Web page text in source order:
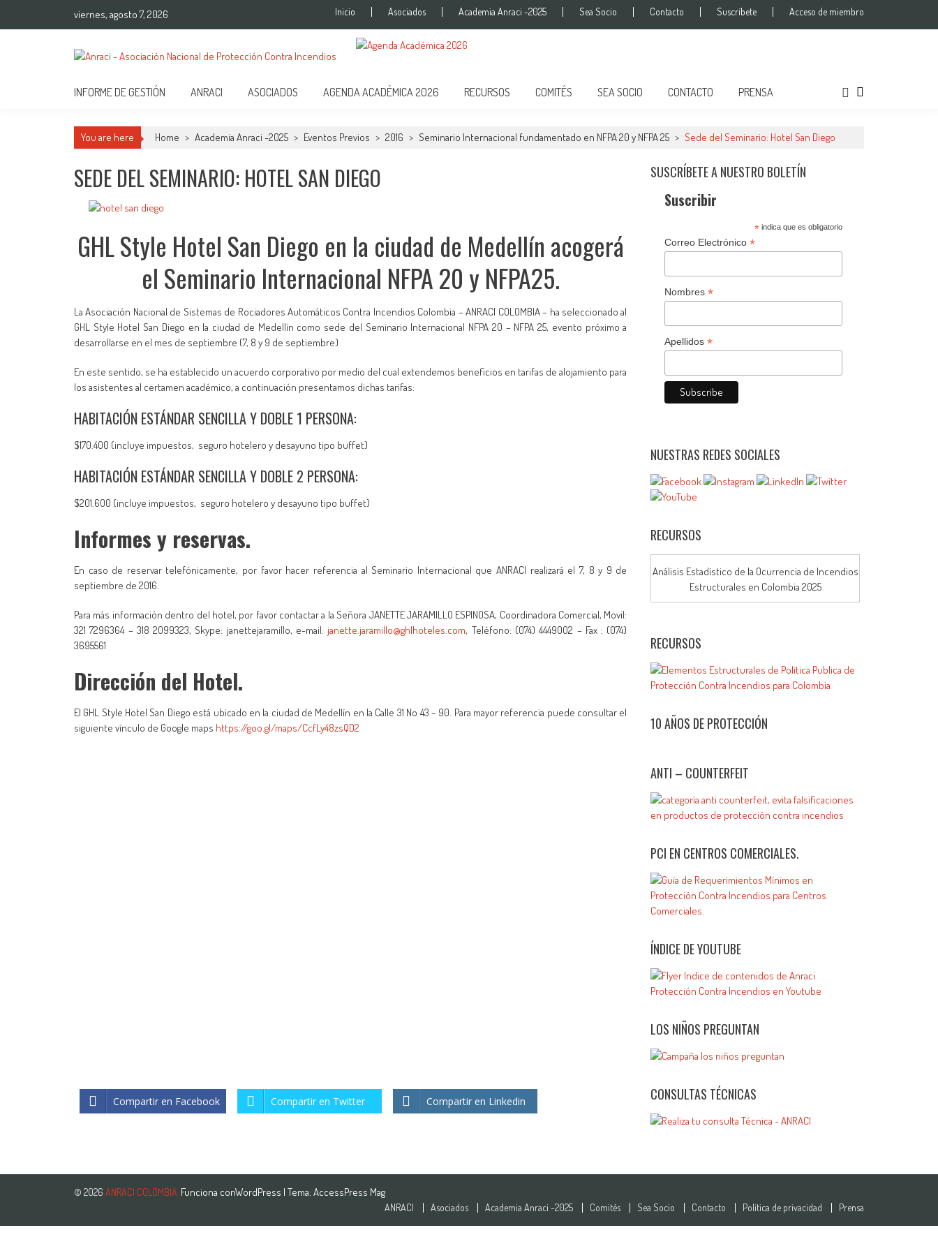
viernes, agosto 7, 2026 Inicio Asociados Academia Anraci -2025 Sea Socio Contacto Suscríbete Acceso de miembro
ANRACI – Asociación Nacional de Protección Contra Incendios
INFORME DE GESTIÓN ANRACI ASOCIADOS AGENDA ACADÉMICA 2026 RECURSOS COMITÉS SEA SOCIO CONTACTO PRENSA
You are here Home > Academia Anraci -2025 > Eventos Previos > 2016 > Seminario Internacional fundamentado en NFPA 20 y NFPA 25 > Sede del Seminario: Hotel San Diego
SEDE DEL SEMINARIO: HOTEL SAN DIEGO
GHL Style Hotel San Diego en la ciudad de Medellín acogerá
el Seminario Internacional NFPA 20 y NFPA25.
La Asociación Nacional de Sistemas de Rociadores Automáticos Contra Incendios Colombia – ANRACI COLOMBIA – ha seleccionado al
GHL Style Hotel San Diego en la ciudad de Medellín como sede del Seminario Internacional NFPA 20 – NFPA 25, evento próximo a
desarrollarse en el mes de septiembre (7, 8 y 9 de septiembre)
En este sentido, se ha establecido un acuerdo corporativo por medio del cual extendemos beneficios en tarifas de alojamiento para
los asistentes al certamen académico, a continuación presentamos dichas tarifas:
HABITACIÓN ESTÁNDAR SENCILLA Y DOBLE 1 PERSONA:
$170.400 (incluye impuestos, seguro hotelero y desayuno tipo buffet)
HABITACIÓN ESTÁNDAR SENCILLA Y DOBLE 2 PERSONA:
$201.600 (incluye impuestos, seguro hotelero y desayuno tipo buffet)
Informes y reservas.
En caso de reservar telefónicamente, por favor hacer referencia al Seminario Internacional que ANRACI realizará el 7, 8 y 9 de
septiembre de 2016.
Para más información dentro del hotel, por favor contactar a la Señora JANETTE JARAMILLO ESPINOSA, Coordinadora Comercial, Movil:
321 7296364 – 318 2099323, Skype: janettejaramillo, e-mail: janette.jaramillo@ghlhoteles.com, Teléfono: (074) 4449002 – Fax : (074)
3695561
Dirección del Hotel.
El GHL Style Hotel San Diego está ubicado en la ciudad de Medellín en la Calle 31 No 43 – 90. Para mayor referencia puede consultar el
siguiente vínculo de Google maps https://goo.gl/maps/CcfLy48zsQD2
Compartir en Facebook Compartir en Twitter Compartir en Linkedin
SUSCRÍBETE A NUESTRO BOLETÍN
Suscribir
* indica que es obligatorio
Correo Electrónico*
Nombres*
Apellidos*
NUESTRAS REDES SOCIALES
RECURSOS
Análisis Estadístico de la Ocurrencia de Incendios
Estructurales en Colombia 2025
RECURSOS
10 AÑOS DE PROTECCIÓN
ANTI – COUNTERFEIT
PCI EN CENTROS COMERCIALES.
ÍNDICE DE YOUTUBE
LOS NIÑOS PREGUNTAN
CONSULTAS TÉCNICAS
© 2026 ANRACI COLOMBIA Funciona conWordPress | Tema: AccessPress Mag
ANRACI Asociados Academia Anraci -2025 Comités Sea Socio Contacto Política de privacidad Prensa